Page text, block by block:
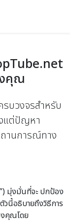
คุณ
บวงจรสำหรับ
แต่ปัญหา
านการณ์ทาง
”) มุ่งมั่นที่จะ ปกป้อง
นี้อธิบายถึงวิธีการ
งคุณโดย